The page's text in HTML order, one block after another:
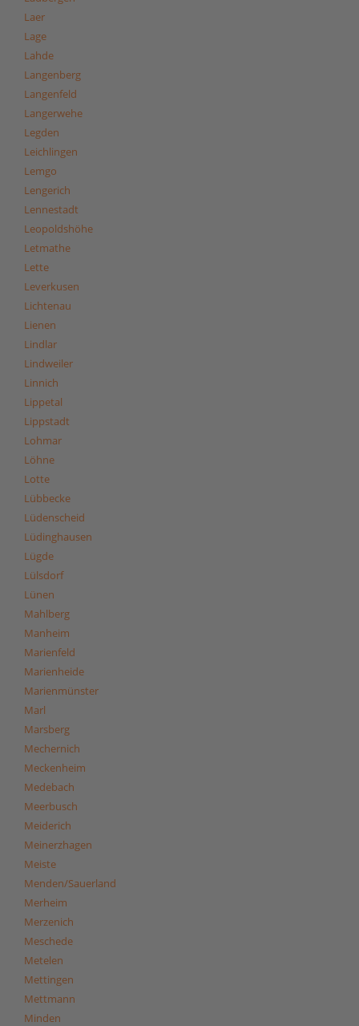
Laer
Lage
Lahde
Langenberg
Langenfeld
Langerwehe
Legden
Leichlingen
Lemgo
Lengerich
Lennestadt
Leopoldshöhe
Letmathe
Lette
Leverkusen
Lichtenau
Lienen
Lindlar
Lindweiler
Linnich
Lippetal
Lippstadt
Lohmar
Löhne
Lotte
Lübbecke
Lüdenscheid
Lüdinghausen
Lügde
Lülsdorf
Lünen
Mahlberg
Manheim
Marienfeld
Marienheide
Marienmünster
Marl
Marsberg
Mechernich
Meckenheim
Medebach
Meerbusch
Meiderich
Meinerzhagen
Meiste
Menden/Sauerland
Merheim
Merzenich
Meschede
Metelen
Mettingen
Mettmann
Minden